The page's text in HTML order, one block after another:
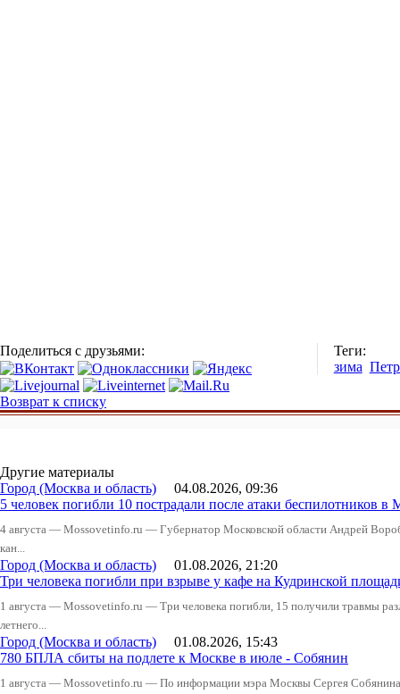
Поделиться с друзьями:
Теги:
зима
Возврат к списку
Другие материалы
Город (Москва и область) 04.08.2026, 09:36
5 человек погибли 10 пострадали после атаки беспилотников в
4 августа — Mossovetinfo.ru — Губернатор Московской области Андрей
кан...
Город (Москва и область) 01.08.2026, 21:20
Три человека погибли при взрыве у кафе на Кудринской
1 августа — Mossovetinfo.ru — Три человека погибли, 15 получили травмы
летнего...
Город (Москва и область) 01.08.2026, 15:43
780 БПЛА сбиты на подлете к Москве в июле - Собянин
1 августа — Mossovetinfo.ru — По информации мэра Москвы Сергея